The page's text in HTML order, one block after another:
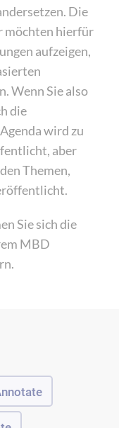
Die
möchten hierfür
aufzeigen,
Wenn Sie also
die
wird zu
aber
Themen,
Sie sich die
MBD